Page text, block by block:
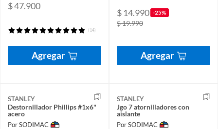
$ 47.900
(14)
Agregar
$ 14.990 -25%
$ 19.990
Agregar
STANLEY
Destornillador Phillips #1x6"
acero
Por SODIMAC
STANLEY
Jgo 7 atornilladores con
aislante
Por SODIMAC